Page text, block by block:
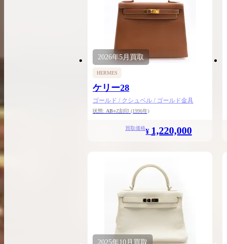
2026年5月買取
HERMES
ケリー28
ゴールド / クシュベル / ゴールド金具
状態: AB○Z刻印 (1996年)
買取価格¥ 1,220,000
2025年10月 買取